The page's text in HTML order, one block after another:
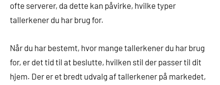
ofte serverer, da dette kan påvirke, hvilke typer
tallerkener du har brug for.
Når du har bestemt, hvor mange tallerkener du har brug
for, er det tid til at beslutte, hvilken stil der passer til dit
hjem. Der er et bredt udvalg af tallerkener på markedet,